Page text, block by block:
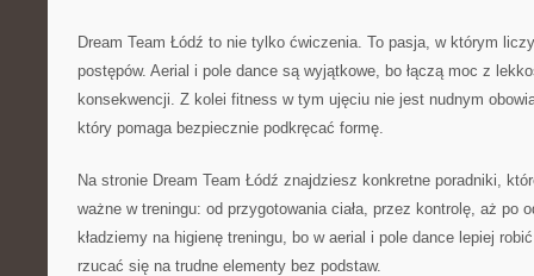
Dream Team Łódź to nie tylko ćwiczenia. To pasja, w którym
postępów. Aerial i pole dance są wyjątkowe, bo łączą moc z
konsekwencji. Z kolei fitness w tym ujęciu nie jest nudnym
który pomaga bezpiecznie podkręcać formę.
Na stronie Dream Team Łódź znajdziesz konkretne poradniki,
ważne w treningu: od przygotowania ciała, przez kontrolę, aż po
kładziemy na higienę treningu, bo w aerial i pole dance lepiej
rzucać się na trudne elementy bez podstaw.